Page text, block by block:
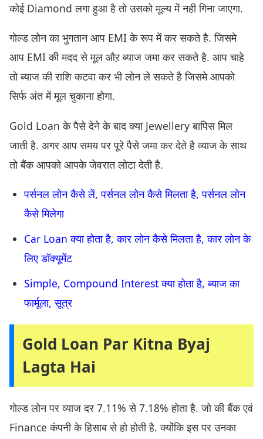
कोई Diamond लगा हुआ है तो उसको मूल्य में नही गिना जाएगा.
गोल्ड लोन का भुगतान आप EMI के रूप में कर सकते है. जिसमे
आप EMI की मदद से मूल औऱ ब्याज जमा कर सकते है. आप चाहे
तो ब्याज की राशि कटवा कर भी लोन ले सकते है जिसमे आपको
सिर्फ अंत में मूल चुकाना होगा.
Gold Loan के पैसे देने के बाद क्या Jewellery बापिस मिल
जाती है. अगर आप समय पर पूरे पैसे जमा कर देते है व्याज के साथ
तो बैंक आपको आपके जेवरात लोटा देती है.
पर्सनल लोन कैसे लें, पर्सनल लोन कैसे मिलता है, पर्सनल लोन
कैसे मिलेगा
Car Loan क्या होता है, कार लोन कैसे मिलता है, कार लोन के
लिए डॉक्यूमेंट
Simple, Compound Interest क्या होता है, ब्याज का
फार्मूला, सूत्र
Gold Loan Par Kitna Byaj
Lagta Hai
गोल्ड लोन पर व्याज दर 7.11% से 7.18% होता है. जो की बैंक एवं
Finance कंपनी के हिसाब से हो होती है. क्योंकि इस पर उनका